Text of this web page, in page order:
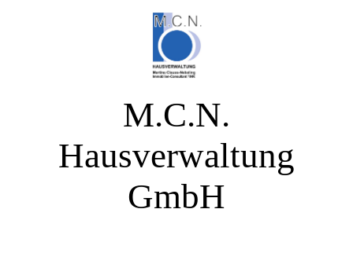
M.C.N.
Hausverwaltung
GmbH